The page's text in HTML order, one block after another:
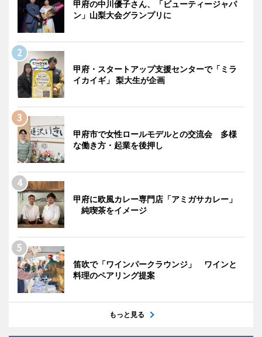
甲府の中川優子さん、「ビューティージャパ
ン」山梨大会グランプリに
甲府・スタートアップ支援センターで「ミラ
イカイギ」 梨大生が企画
甲府市で女性ロールモデルとの交流会 多様
な働き方・起業を後押し
甲府に欧風カレー専門店「アミガサカレー」
純喫茶をイメージ
笛吹で「ワインパークラウンジ」 ワインと
料理のペアリング提案
もっと見る